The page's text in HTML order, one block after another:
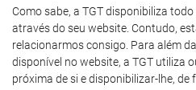
Como sabe, a TGT disponibiliza
através do seu website. Contudo,
relacionarmos consigo. Para além
disponível no website, a TGT utiliza
próxima de si e disponibilizar-lhe,